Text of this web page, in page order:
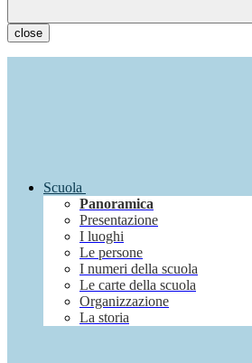
close
Scuola
Panoramica
Presentazione
I luoghi
Le persone
I numeri della scuola
Le carte della scuola
Organizzazione
La storia